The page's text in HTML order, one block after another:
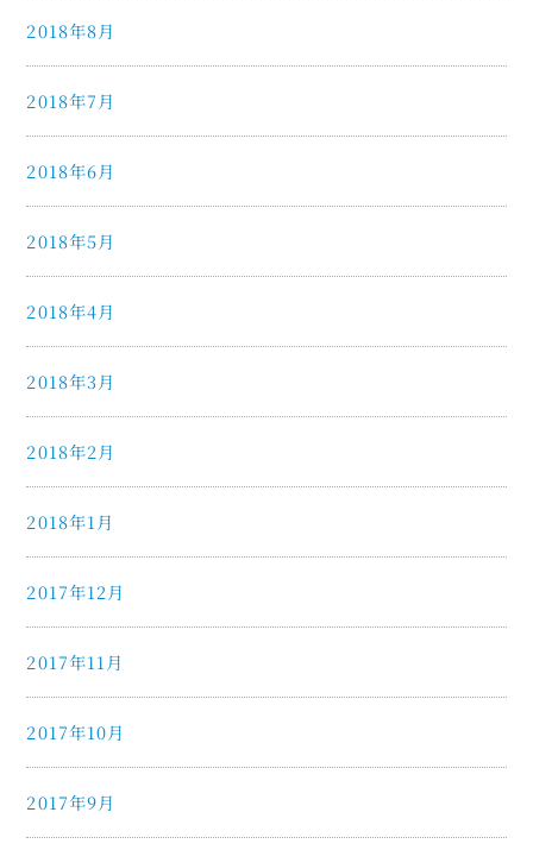
2018年8月
2018年7月
2018年6月
2018年5月
2018年4月
2018年3月
2018年2月
2018年1月
2017年12月
2017年11月
2017年10月
2017年9月